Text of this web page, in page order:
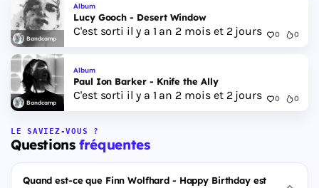
Bandcamp
Album
Lucy Gooch - Desert Window
C'est sorti il y a 1 an 2 mois et 2 jours 0 0
Bandcamp
Album
Paul Ion Barker - Knife the Ally
C'est sorti il y a 1 an 2 mois et 2 jours 0 0
LE SAVIEZ-VOUS ?
Questionsfréquentes
Quand est-ce que Finn Wolfhard - Happy Birthday est